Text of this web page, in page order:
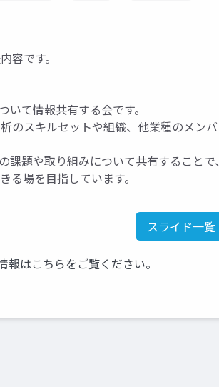
容です。
て情報共有する会です。
のスキルセットや組織、他業種のメンバ
題や取り組みについて共有することで、
場を目指しています。
スライド一覧
はこちらをご覧ください。